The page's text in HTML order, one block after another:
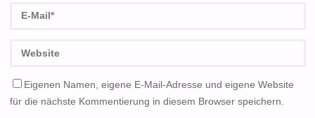
Eigenen Namen, eigene E-Mail-Adresse und eigene Website
für die nächste Kommentierung in diesem Browser speichern.